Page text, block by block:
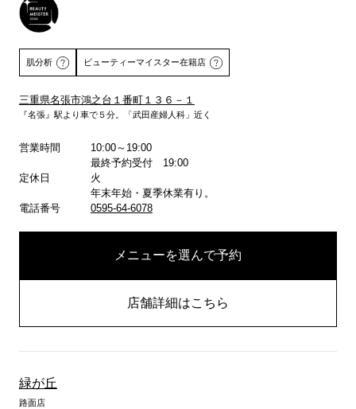
肌分析 ビューティーマイスター在籍店
三重県名張市鴻之台１番町１３６－１
『名張』駅より車で５分。「武田産婦人科」近く
営業時間
10:00～19:00
最終予約受付 19:00
定休日
火
年末年始・夏季休業有り。
電話番号
0595-64-6078
メニューを選んで予約
店舗詳細はこちら
緑が丘
路面店